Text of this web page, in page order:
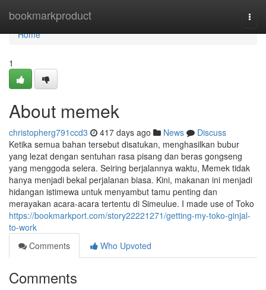
bookmarkproduct
Home
Home
1
About memek
christopherg791ccd3 417 days ago News
Discuss
Ketika semua bahan tersebut disatukan, menghasilkan bubur
yang lezat dengan sentuhan rasa pisang dan beras gongseng
yang menggoda selera. Seiring berjalannya waktu, Memek tidak
hanya menjadi bekal perjalanan biasa. Kini, makanan ini menjadi
hidangan istimewa untuk menyambut tamu penting dan
merayakan acara-acara tertentu di Simeulue. I made use of Toko
https://bookmarkport.com/story22221271/getting-my-toko-ginjal-
to-work
Comments
Who Upvoted
Comments